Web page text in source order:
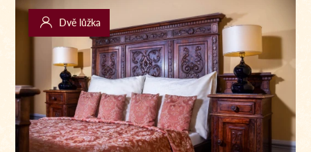
Dvě lůžka